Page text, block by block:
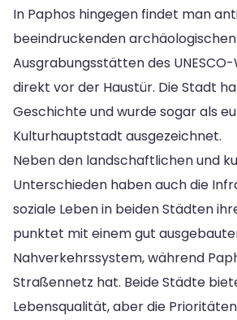
In Paphos hingegen findet man
beeindruckenden archäologischen
Ausgrabungsstätten des
direkt vor der Haustür. Die Stadt
Geschichte und wurde sogar als
Kulturhauptstadt ausgezeichnet.
Neben den landschaftlichen und
Unterschieden haben auch die
soziale Leben in beiden Städten
punktet mit einem gut
Nahverkehrssystem, während
Straßennetz hat. Beide Städte
Lebensqualität, aber die